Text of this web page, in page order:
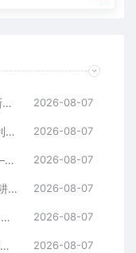
油画解说教学-398众筹来的技术-刯新：选题×对标×素材×文案×配音×剪辑×2天开精选×7天通9项权益 2026-08-07
百万IP高变现→42天实战营｜打造盈利赚钱一人公司，全平台引流私域转化批量成交积累客户案例 2026-08-07
和四百多位年入百万的操盘手做同学——这套电商+Facebook广告课，让你不再靠猜【原创双语字幕】 2026-08-07
财富跃迁→2026AI财道实战特训，深耕IP心法与AI商业逻辑，助力个人IP落地财富变现 2026-08-07
短剧达人变现训练营：平台授权入驻×爆款选材下载×账号养号运营×多平台挂载×剪辑实操×违规处理全流程 2026-08-07
2026AI写作变现全链路：教案×PPT×作业设计×DeepSeek提示词×豆包WPS AI×淘宝接单×闲鱼开店×通过AI賺钱 2026-08-07